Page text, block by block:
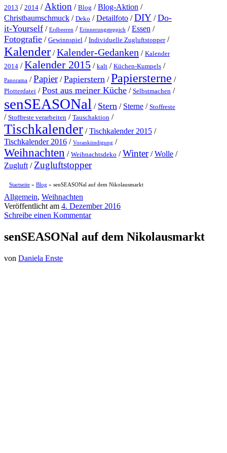
2013 / 2014 / Aktion / Blog /Blog-Aktion /
Christbaumschmuck / Deko /Detailfoto /DIY /Do-
it-Yourself / Erdbeeren / Erinnerungsteppich /Essen /
Fotografie / Gewinnspiel / Individuelle Zugluftstopper/
Kalender/Kalender-Gedanken / Kalender
2014 /Kalender 2015 / kalt / Küchen-Kumpels /
Panorama /Papier/Papierstern /Papiersterne /
Plotterdatei /Post aus meiner Küche / Selbstmachen /
senSEASONal / Stern / Sterne / Stoffreste
/ Stoffreste verarbeiten / Tauschaktion /
Tischkalender /Tischkalender 2015 /
Tischkalender 2016 / Vorankündigung /
Weihnachten / Weihnachtsdeko /Winter/Wolle /
Zugluft / Zugluftstopper
Startseite » Blog » senSEASONal auf dem Nikolausmarkt
Allgemein, Weihnachten
Veröffentlicht am 4. Dezember 2016
Schreibe einen Kommentar
senSEASONal auf dem Nikolausmarkt
von Daniela Enste